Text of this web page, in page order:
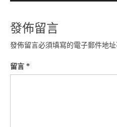
發佈留言
發佈留言必須填寫的電子郵件地址
留言 *